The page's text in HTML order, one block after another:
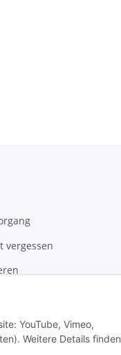
YouTube, Vimeo,
Weitere Details finden
vergessen